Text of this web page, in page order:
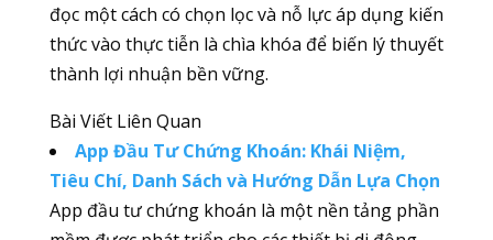
đọc một cách có chọn lọc và nỗ lực áp dụng kiến
thức vào thực tiễn là chìa khóa để biến lý thuyết
thành lợi nhuận bền vững.
Bài Viết Liên Quan
App Đầu Tư Chứng Khoán: Khái Niệm,
Tiêu Chí, Danh Sách và Hướng Dẫn Lựa Chọn
App đầu tư chứng khoán là một nền tảng phần